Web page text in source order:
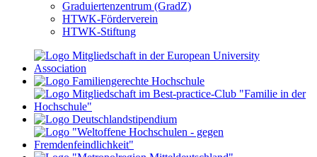
Graduiertenzentrum (GradZ)
HTWK-Förderverein
HTWK-Stiftung